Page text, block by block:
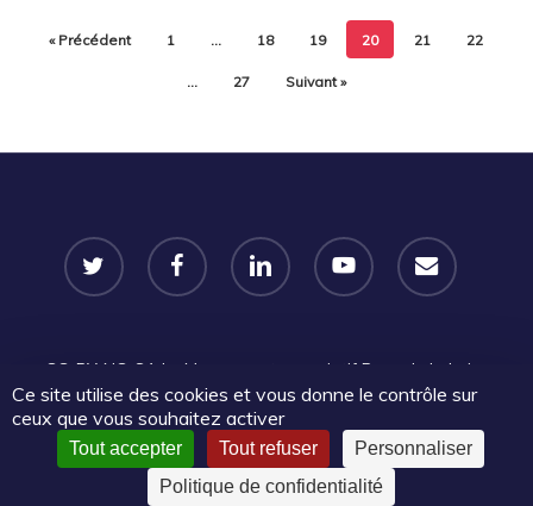
« Précédent 1 … 18 19 20 21 22
… 27 Suivant »
twitter facebook linkedin youtube email
CC-BY-NC-SA Le Mouvement associatif Pays de la Loire
2025 | Certains droits réservés |Mentions légales|Politique
de confidentialité
Ce site utilise des cookies et vous donne le contrôle sur
ceux que vous souhaitez activer
Tout accepter Tout refuser
Personnaliser
Politique de confidentialité